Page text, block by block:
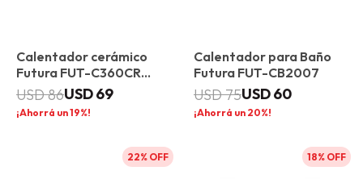
Calentador cerámico
Futura FUT-C360CR
360°
USD69
USD86
19
Calentador para Baño
Futura FUT-CB2007
USD60
USD75
20
22 18